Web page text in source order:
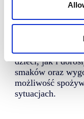
We Francji
opakowań
Tartaletki cieszą
dzieci, jak i
smaków oraz
możliwość
sytuacjach.